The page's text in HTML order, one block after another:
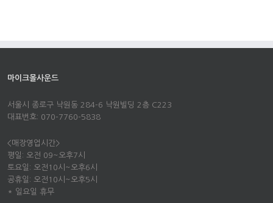
마이크몰사운드
서울시 종로구 낙원동 284-6 낙원빌딩 2층 C223
대표번호: 070-7760-5838
<매장영업시간>
평일: 오전 09~오후7시
토요일: 오전10시~오후6시
공휴일: 오전10시~오후5시
* 일요일 휴무